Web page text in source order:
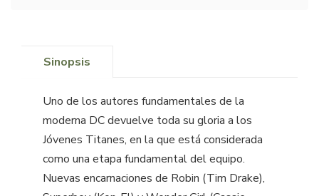
Sinopsis
Uno de los autores fundamentales de la
moderna DC devuelve toda su gloria a los
Jóvenes Titanes, en la que está considerada
como una etapa fundamental del equipo.
Nuevas encarnaciones de Robin (Tim Drake),